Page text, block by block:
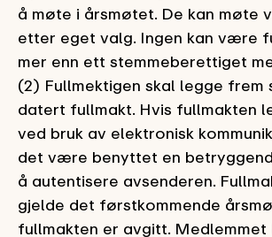
å møte i årsmøtet. De kan møte
etter eget valg. Ingen kan være
mer enn ett stemmeberettiget
(2) Fullmektigen skal legge frem
datert fullmakt. Hvis fullmakten
ved bruk av elektronisk
det være benyttet en
å autentisere avsenderen.
gjelde det førstkommende
fullmakten er avgitt. Medlemmet